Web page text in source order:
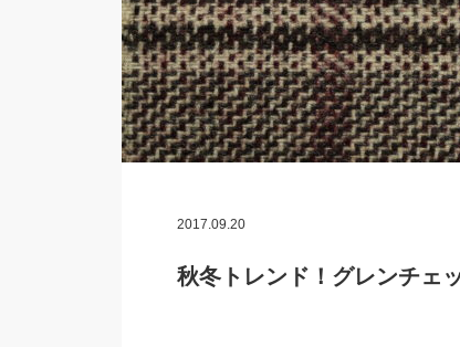
2017.09.20
秋冬トレンド！グレンチェ